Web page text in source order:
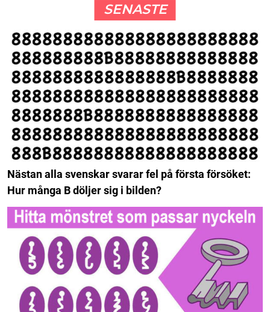
SENASTE
Nästan alla svenskar svarar fel på första försöket:
Hur många B döljer sig i bilden?